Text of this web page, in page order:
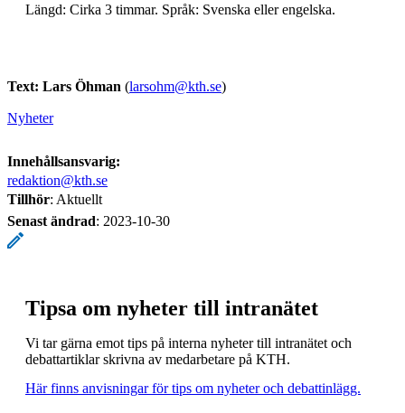
Längd: Cirka 3 timmar. Språk: Svenska eller engelska.
Text: Lars Öhman (larsohm@kth.se)
Nyheter
Innehållsansvarig:
redaktion@kth.se
Tillhör: Aktuellt
Senast ändrad: 2023-10-30
Tipsa om nyheter till intranätet
Vi tar gärna emot tips på interna nyheter till intranätet och
debattartiklar skrivna av medarbetare på KTH.
Här finns anvisningar för tips om nyheter och debattinlägg.